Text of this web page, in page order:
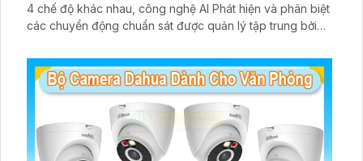
4 chế độ khác nhau, công nghệ AI Phát hiện và phân biệt
các chuyển động chuẩn sát được quản lý tập trung bởi